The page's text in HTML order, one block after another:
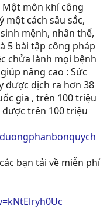
Một môn khí công
cách sâu sắc,
mệnh, nhân thể,
5 bài tập công pháp
chửa lành mọi bệnh
nâng cao : Sức
được dịch ra hơn 38
gia , trên 100 triệu
trên 100 triệu
bạn tải về miễn phí